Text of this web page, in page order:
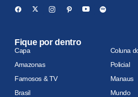
Fique por dentro
Capa
Coluna
Amazonas
Policial
Famosos & TV
Manaus
Brasil
Mundo